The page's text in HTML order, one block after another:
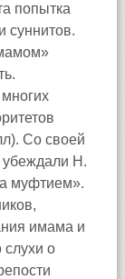
попытка
суннитов.
Со своей
убеждали Н.
муфтием».
имама и
слухи о